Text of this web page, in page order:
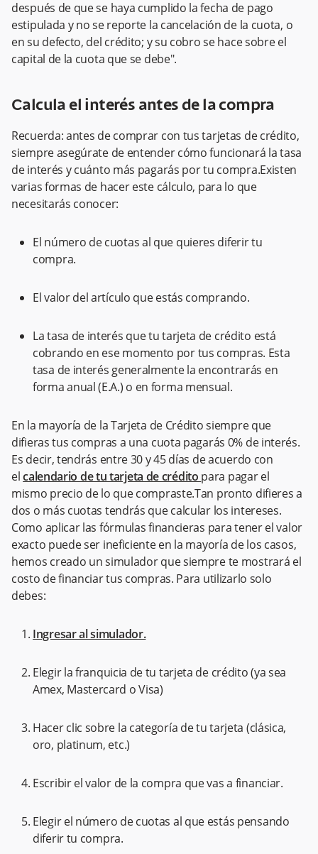
después de que se haya cumplido la fecha de pago
estipulada y no se reporte la cancelación de la cuota, o
en su defecto, del crédito; y su cobro se hace sobre el
capital de la cuota que se debe".
Calcula el interés antes de la compra
Recuerda: antes de comprar con tus tarjetas de crédito,
siempre asegúrate de entender cómo funcionará la tasa
de interés y cuánto más pagarás por tu compra.Existen
varias formas de hacer este cálculo, para lo que
necesitarás conocer:
El número de cuotas al que quieres diferir tu
compra.
El valor del artículo que estás comprando.
La tasa de interés que tu tarjeta de crédito está
cobrando en ese momento por tus compras. Esta
tasa de interés generalmente la encontrarás en
forma anual (E.A.) o en forma mensual.
En la mayoría de la Tarjeta de Crédito siempre que
difieras tus compras a una cuota pagarás 0% de interés.
Es decir, tendrás entre 30 y 45 días de acuerdo con
elcalendario de tu tarjeta de crédito para pagar el
mismo precio de lo que compraste.Tan pronto difieres a
dos o más cuotas tendrás que calcular los intereses.
Como aplicar las fórmulas financieras para tener el valor
exacto puede ser ineficiente en la mayoría de los casos,
hemos creado un simulador que siempre te mostrará el
costo de financiar tus compras. Para utilizarlo solo
debes:
Ingresar al simulador.
Elegir la franquicia de tu tarjeta de crédito (ya sea
Amex, Mastercard o Visa)
Hacer clic sobre la categoría de tu tarjeta (clásica,
oro, platinum, etc.)
Escribir el valor de la compra que vas a financiar.
Elegir el número de cuotas al que estás pensando
diferir tu compra.